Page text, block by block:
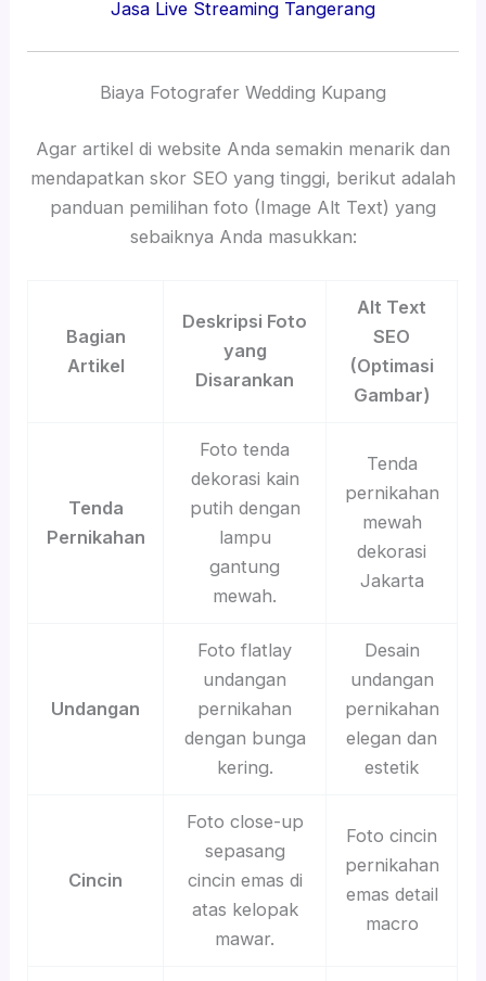
Jasa Live Streaming Tangerang
Biaya Fotografer Wedding Kupang
Agar artikel di website Anda semakin menarik dan
mendapatkan skor SEO yang tinggi, berikut adalah
panduan pemilihan foto (Image Alt Text) yang
sebaiknya Anda masukkan:
Bagian
Artikel
Deskripsi Foto
yang
Disarankan
Alt Text
SEO
(Optimasi
Gambar)
Tenda
Pernikahan
Foto tenda
dekorasi kain
putih dengan
lampu
gantung
mewah.
Tenda
pernikahan
mewah
dekorasi
Jakarta
Undangan
Foto flatlay
undangan
pernikahan
dengan bunga
kering.
Desain
undangan
pernikahan
elegan dan
estetik
Cincin
Foto close-up
sepasang
cincin emas di
atas kelopak
mawar.
Foto cincin
pernikahan
emas detail
macro